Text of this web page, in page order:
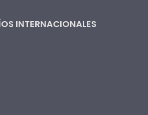
INTERNACIONALES